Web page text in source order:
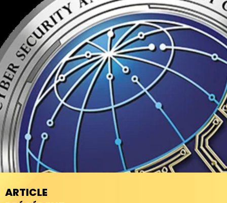
ARTICLE